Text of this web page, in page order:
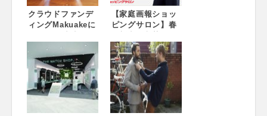
クラウドファンデ
ィングMakuakeに
「THE POD（ザ
ポッド）」が、EC
サイトでの一般販
売を開始しまし
た。クリエイター
と、80年以上の伝
【家庭画報ショッ
ピングサロン】春